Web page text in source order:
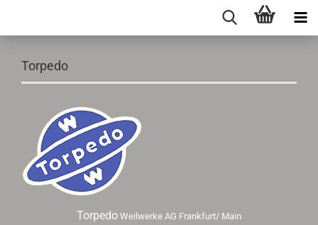
Torpedo
Torpedo Weilwerke AG Frankfurt/ Main